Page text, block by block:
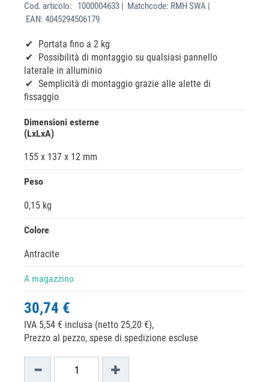
Cod. articolo:
1000004633 | Matchcode: RMH SWA |
EAN: 4045294506179
Portata fino a 2 kg
Possibilità di montaggio su qualsiasi pannello
laterale in alluminio
Semplicità di montaggio grazie alle alette di
fissaggio
Dimensioni esterne
(LxLxA)
155 x 137 x 12 mm
Peso
0,15 kg
Colore
Antracite
A magazzino
30,74 €
IVA 5,54 € inclusa (netto 25,20 €),
Prezzo al pezzo, spese di spedizione escluse